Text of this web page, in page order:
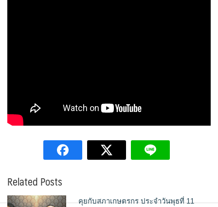
Related Posts
คุยกับสภาเกษตรกร ประจำวันพุธที่ 11